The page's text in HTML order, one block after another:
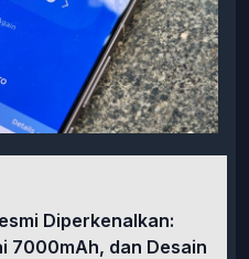
Diperkenalkan:
7000mAh, dan Desain